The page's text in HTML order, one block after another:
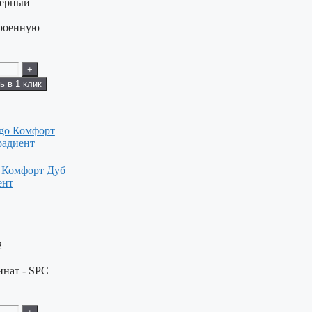
+
в 1 клик
Комфорт Дуб
- SPC